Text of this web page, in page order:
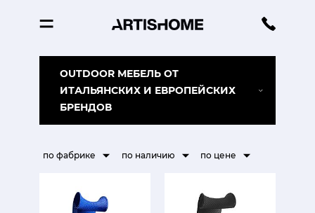
OUTDOOR МЕБЕЛЬ ОТ
ИТАЛЬЯНСКИХ И ЕВРОПЕЙСКИХ
БРЕНДОВ
по фабрике по наличию по цене